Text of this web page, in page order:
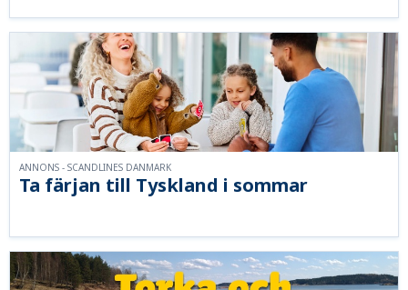
Ta färjan till Tyskland i sommar
ANNONS - SCANDLINES DANMARK